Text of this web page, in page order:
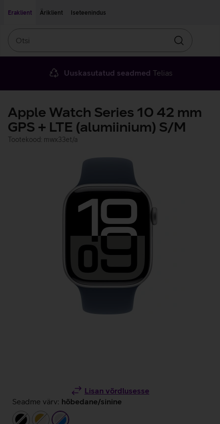
Eraklient
Äriklient Iseteenindus
Otsin
Uuskasutatud seadmed Telias
Apple Watch Series 10 42 mm
GPS + LTE (alumiinium) S/M
Tootekood: mwx33et/a
Lisan võrdlusesse
Seadme värv: hõbedane/sinine
mustkuldne/beežhõbedane/sinine